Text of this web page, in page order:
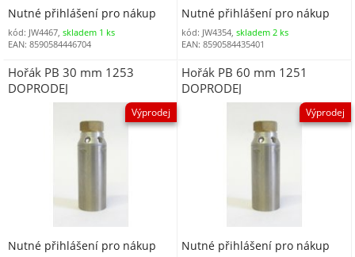
Nutné přihlášení pro nákup
kód: JW4467, skladem 1 ks
EAN: 8590584446704
Nutné přihlášení pro nákup
kód: JW4354,skladem 2 ks
EAN: 8590584435401
Hořák PB 30 mm 1253
DOPRODEJ
Výprodej
Nutné přihlášení pro nákup
Hořák PB 60 mm 1251
DOPRODEJ
Výprodej
Nutné přihlášení pro nákup